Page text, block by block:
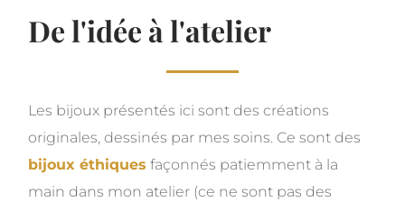
De l'idée à l'atelier
Les bijoux présentés ici sont des créations
originales, dessinés par mes soins. Ce sont des
bijoux éthiques façonnés patiemment à la
main dans mon atelier (ce ne sont pas des